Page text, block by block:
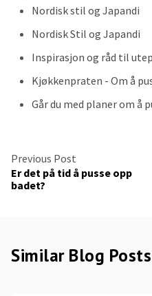
Nordisk stil og Japandi
Nordisk Stil og Japandi
Inspirasjon og råd til
Kjøkkenpraten - Om å
Går du med planer om å
Previous Post
Er det på tid å pusse opp
badet?
Similar Blog Posts